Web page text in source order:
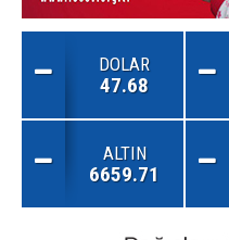
DOLAR
47.68
ALTIN
6659.71